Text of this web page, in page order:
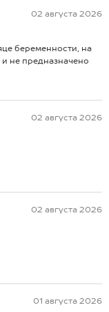
02 августа 2026
беременности, на
не предназначено
02 августа 2026
02 августа 2026
01 августа 2026